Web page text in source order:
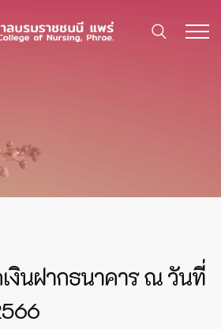
งินฝากธนาคาร ณ วันที่